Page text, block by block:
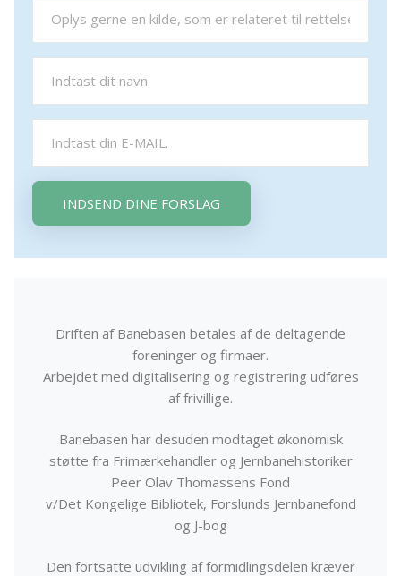
INDSEND DINE FORSLAG
Driften af Banebasen betales af de deltagende
foreninger og firmaer.
Arbejdet med digitalisering og registrering udføres
af frivillige.
Banebasen har desuden modtaget økonomisk
støtte fra Frimærkehandler og Jernbanehistoriker
Peer Olav Thomassens Fond
v/Det Kongelige Bibliotek, Forslunds Jernbanefond
og J-bog
Den fortsatte udvikling af formidlingsdelen kræver